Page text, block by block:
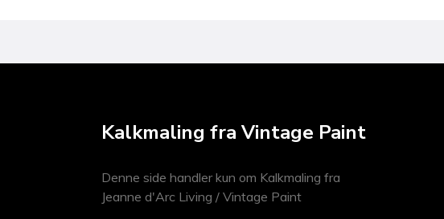
Kalkmaling fra Vintage Paint
Denne side handler kun om Kalkmaling fra
Jeanne d'Arc Living / Vintage Paint